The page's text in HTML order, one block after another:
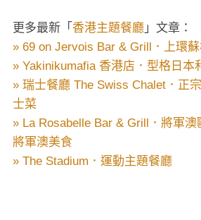
更多最新「 香港主題餐廳 」文章：
» 69 on Jervois Bar & Grill．上環
» Yakinikumafia 香港店．型格日本
» 瑞士餐廳 The Swiss Chalet．正
士菜
» La Rosabelle Bar & Grill．將軍澳
將軍澳美食
» The Stadium．運動主題餐廳